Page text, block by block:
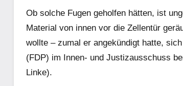
Ob solche Fugen geholfen hätten, ist
Material von innen vor die Zellentür
wollte – zumal er angekündigt hatte,
(FDP) im Innen- und Justizausschuss
Linke).